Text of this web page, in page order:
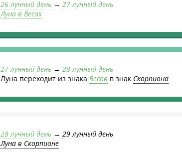
26 лунный день → 27 лунный день
Луна в Весах
27 лунный день → 28 лунный день
Луна переходит из знака Весов в знак Скорпиона
28 лунный день → 29 лунный день
Луна в Скорпионе